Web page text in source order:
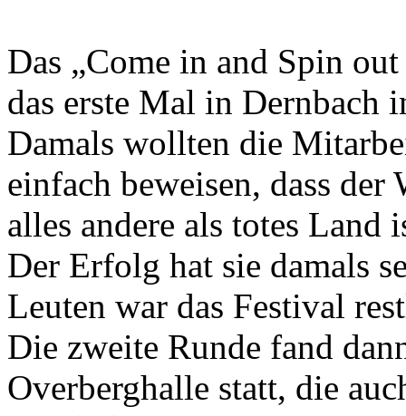
Das „Come in and Spin
das erste Mal in Dernbach
Damals wollten die
einfach beweisen, dass der
alles andere als totes Land
Der Erfolg hat sie damals
Leuten war das Festival
Die zweite Runde fand
Overberghalle statt, die